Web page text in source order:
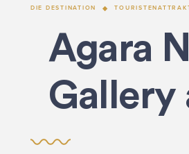
DIE DESTINATION
Agara
Gallery